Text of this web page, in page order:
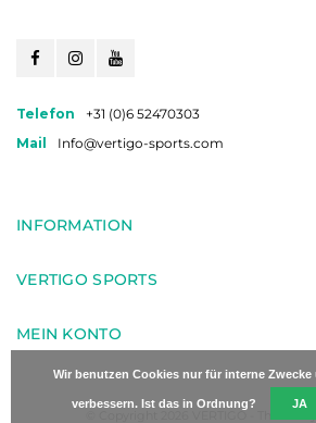
Telefon
+31 (0)6 52470303
Mail
Info@vertigo-sports.com
INFORMATION
VERTIGO SPORTS
MEIN KONTO
Wir benutzen Cookies nur für interne Zwecke
verbessern. Ist das in Ordnung? JA